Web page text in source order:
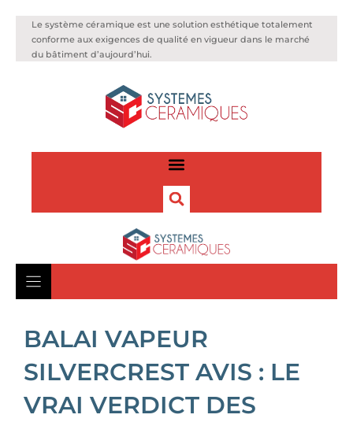
Le système céramique est une solution esthétique totalement
conforme aux exigences de qualité en vigueur dans le marché
du bâtiment d’aujourd’hui.
BALAI VAPEUR
SILVERCREST AVIS : LE
VRAI VERDICT DES